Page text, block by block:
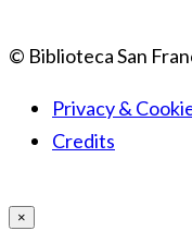
© Biblioteca San
Privacy &
Credits
×